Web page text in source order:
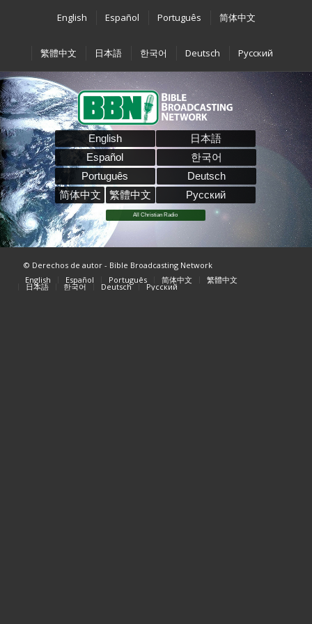
English Español Português 简体中文
繁體中文 日本語 한국어 Deutsch Pусский
English
Español
Português
简体中文
繁體中文
日本語
한국어
Deutsch
Pусский
All Christian Radio
© Derechos de autor - Bible Broadcasting Network
English
Español Português 简体中文 繁體中文
日本語 한국어 Deutsch Pусский